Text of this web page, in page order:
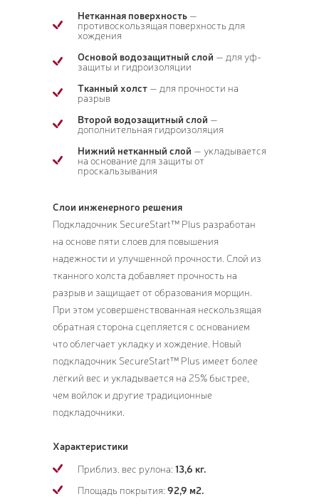
Нетканная поверхность —
противоскользящая поверхность для
хождения
Основой водозащитный слой — для уф-
защиты и гидроизоляции
Тканный холст — для прочности на
разрыв
Второй водозащитный слой —
дополнительная гидроизоляция
Нижний нетканный слой — укладывается
на основание для защиты от
проскальзывания
Cлои инженерного решения
Подкладочник SecureStart™ Plus разработан
на основе пяти слоев для повышения
надежности и улучшенной прочности. Слой из
тканного холста добавляет прочность на
разрыв и защищает от образования морщин.
При этом усовершенствованная нескользящая
обратная сторона сцепляется с основанием
что облегчает укладку и хождение. Новый
подкладочник SecureStart™ Plus имеет более
лёгкий вес и укладывается на 25% быстрее,
чем войлок и другие традиционные
подкладочники.
Характеристики
Приблиз. вес рулона: 13,6 кг.
Площадь покрытия: 92,9 м2.